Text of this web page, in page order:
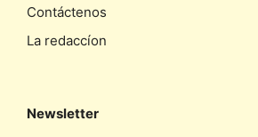
Contáctenos
La redaccíon
Newsletter